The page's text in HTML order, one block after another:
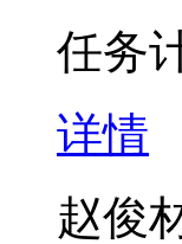
任务
详情
赵俊